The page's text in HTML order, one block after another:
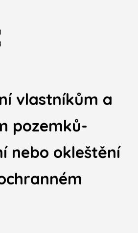
vlastníkům a
pozemků-
nebo okleštění